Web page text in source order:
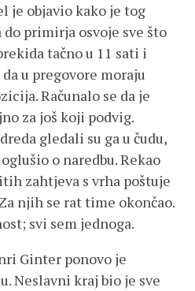
je objavio kako je tog
do primirja osvoje sve što
tačno u 11 sati i
u pregovore moraju
Računalo se da je
za još koji podvig.
gledali su ga u čudu,
o naredbu. Rekao
zahtjeva s vrha poštuje
njih se rat time okončao.
svi sem jednoga.
Ginter ponovo je
Neslavni kraj bio je sve